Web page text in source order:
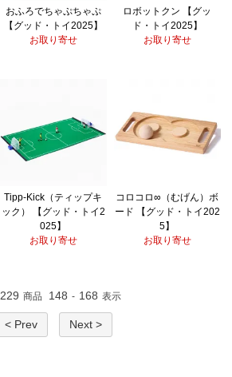
おふろでちゃぷちゃぷ
【グッド・トイ2025】
お取り寄せ
ロボットクン 【グッ
ド・トイ2025】
お取り寄せ
Tipp-Kick（ティップキ
ック） 【グッド・トイ2
025】
お取り寄せ
コロコロ∞（むげん）ボ
ード 【グッド・トイ202
5】
お取り寄せ
229 商品 148 - 168 表示
< Prev Next >